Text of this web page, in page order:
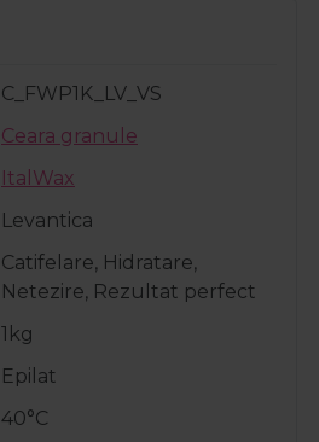
C_FWP1K_LV_VS
Ceara granule
ItalWax
Levantica
Catifelare, Hidratare,
Netezire, Rezultat perfect
1kg
Epilat
40°C